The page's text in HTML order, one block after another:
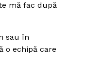
mă fac după
sau în
o echipă care